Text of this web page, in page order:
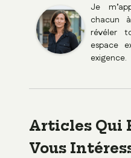
Je
chacun
révéler
espace
exigence.
Articles Qui
Vous